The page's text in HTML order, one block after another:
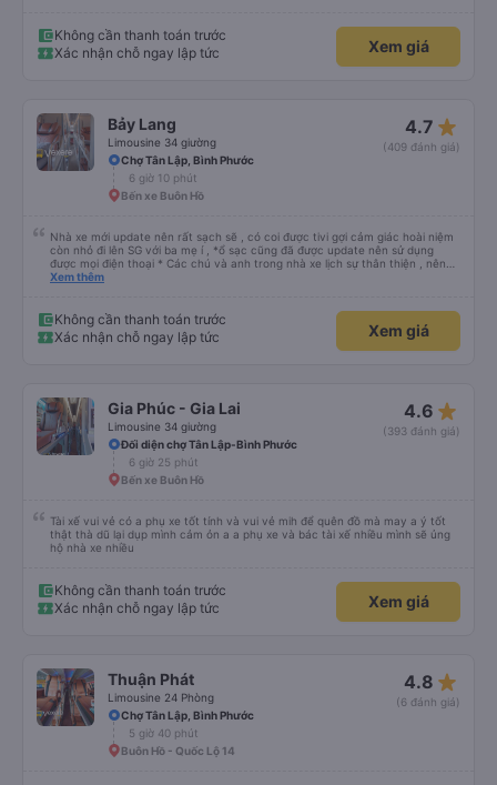
má ko hôi ko ngứa đắp yên tâm lắm tr có mấy xe chăn mỏng điều hòa lạnh
đắp vào 1 lúc vừa hôi vừa ngứa hổng dám đắp, mấy trạm dừng chân đi WC
có nước nha, huhu nhiều chỗ tui đi mấy xe khác ko có nc thậm chí giấy cũng
say nhưng giường bé, vé ăn nhích hơn so vs những xe khác, phục vụ vé ko
tốt nhưng tui chuyên gia đặt vé on nên nói chung tuỵt zời sau này sẽ là
khách quen 😍😍
Không cần thanh toán trước
Xác nhận chỗ ngay lập tức
Xem giá
Bảy Lang
Limousine 34 giường
4.7 star_rate
(409 đánh giá)
Chợ Tân Lập, Bình Phước
6 giờ 10 phút
Bến xe Buôn Hồ
Nhà xe mới update nên rất sạch sẽ , có coi được tivi gợi cảm giác hoài niệm
còn nhỏ đi lên SG với ba mẹ í , *ổ sạc cũng đã được update nên sử dụng
được mọi điện thoại * Các chú và anh trong nhà xe lịch sự thân thiện , nên
các bạn yên tâm , giá còn phù hợp nữa nói chung oki la ngen , ai có nhu cầu
Xem thêm
Không cần thanh toán trước
Xác nhận chỗ ngay lập tức
Xem giá
Gia Phúc - Gia Lai
Limousine 34 giường
4.6 star_rate
(393 đánh giá)
Đối diện chợ Tân Lập-Bình Phước
6 giờ 25 phút
Bến xe Buôn Hồ
Tài xế vui vẻ có a phụ xe tốt tính và vui vẻ mih để quên đồ mà may a ý tốt
thật thà dũ lại dụp mình cảm ỏn a a phụ xe và bác tài xế nhiều mình sẽ ủng
hộ nhà xe nhiều
Không cần thanh toán trước
Xác nhận chỗ ngay lập tức
Xem giá
Thuận Phát
Limousine 24 Phòng
4.8 star_rate
(6 đánh giá)
Chợ Tân Lập, Bình Phước
5 giờ 40 phút
Buôn Hồ - Quốc Lộ 14